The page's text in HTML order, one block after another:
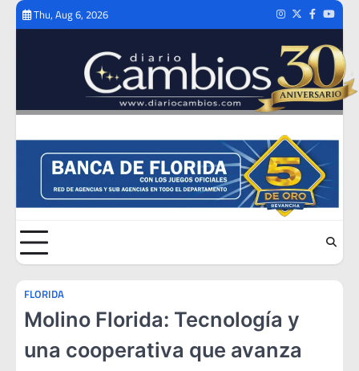
Skip
Thu, Aug 6, 2026 Instagram
TwitterFacebook
FLORIDA
Molino Florida: Tecnología y
una cooperativa que avanza